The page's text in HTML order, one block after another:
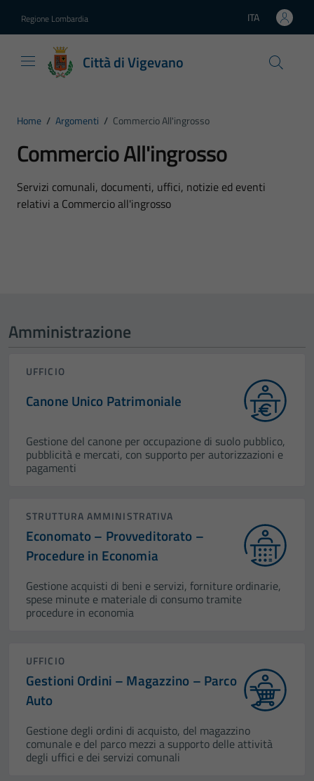
Regione Lombardia Lingua attiva:
ITA
Città di Vigevano
Home / Argomenti / Commercio All'ingrosso
Commercio All'ingrosso
Dettagli dell'argomento
Servizi comunali, documenti, uffici, notizie ed eventi
relativi a Commercio all'ingrosso
Amministrazione
UFFICIO
Canone Unico Patrimoniale
Gestione del canone per occupazione di suolo pubblico,
pubblicità e mercati, con supporto per autorizzazioni e
pagamenti
STRUTTURA AMMINISTRATIVA
Economato – Provveditorato –
Procedure in Economia
Gestione acquisti di beni e servizi, forniture ordinarie,
spese minute e materiale di consumo tramite
procedure in economia
UFFICIO
Gestioni Ordini – Magazzino – Parco
Auto
Gestione degli ordini di acquisto, del magazzino
comunale e del parco mezzi a supporto delle attività
degli uffici e dei servizi comunali